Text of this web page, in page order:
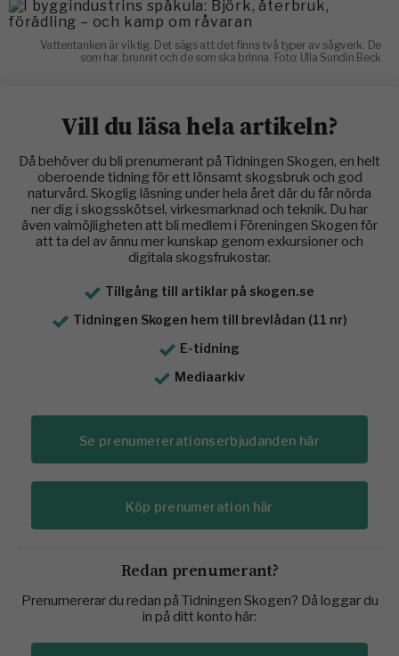
Vattentanken är viktig. Det sägs att det finns två typer av sågverk: De
som har brunnit och de som ska brinna. Foto: Ulla Sundin Beck
Vill du läsa hela artikeln?
Då behöver du bli prenumerant på Tidningen Skogen, en helt
oberoende tidning för ett lönsamt skogsbruk och god
naturvård. Skoglig läsning under hela året där du får nörda
ner dig i skogsskötsel, virkesmarknad och teknik. Du har
även valmöjligheten att bli medlem i Föreningen Skogen för
att ta del av ännu mer kunskap genom exkursioner och
digitala skogsfrukostar.
Tillgång till artiklar på skogen.se
Tidningen Skogen hem till brevlådan (11 nr)
E-tidning
Mediaarkiv
Se prenumererationserbjudanden här
Köp prenumeration här
Redan prenumerant?
Prenumererar du redan på Tidningen Skogen? Då loggar du
in på ditt konto här: